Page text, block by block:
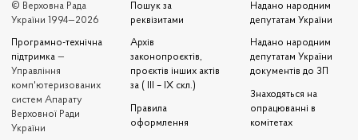
© Верховна Рада
України 1994—2026
Програмно-технічна
підтримка —
Управління
комп'ютеризованих
систем Апарату
Верховної Ради
України
Пошук за
реквізитами
Архів
законопроєктів,
проєктів інших актів
за ( III – IX скл.)
Правила
оформлення
Надано народним
депутатам України
Надано народним
депутатам України
документів до ЗП
Знаходяться на
опрацюванні в
комітетах